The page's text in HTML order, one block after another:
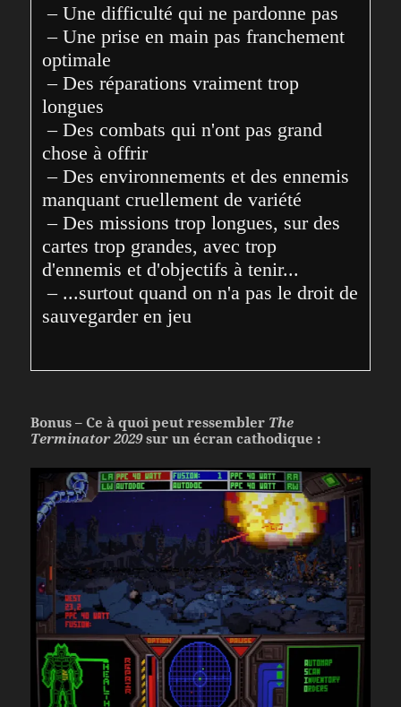
– Une difficulté qui ne pardonne pas
– Une prise en main pas franchement
optimale
– Des réparations vraiment trop
longues
– Des combats qui n'ont pas grand
chose à offrir
– Des environnements et des ennemis
manquant cruellement de variété
– Des missions trop longues, sur des
cartes trop grandes, avec trop
d'ennemis et d'objectifs à tenir...
– ...surtout quand on n'a pas le droit de
sauvegarder en jeu
Bonus – Ce à quoi peut ressembler The
Terminator 2029sur un écran cathodique :